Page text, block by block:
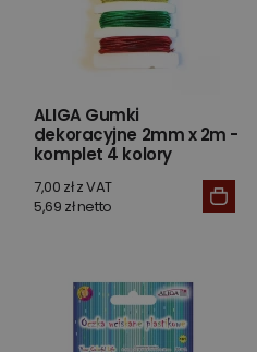
ALIGA Gumki
dekoracyjne 2mm x 2m -
komplet 4 kolory
7,00 zł z VAT
5,69 zł netto